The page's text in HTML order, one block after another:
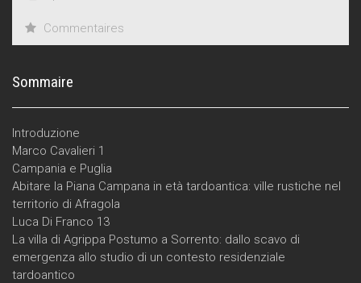
tradizione di studi ha fornito quadri d’insieme, gli elementi
nuovi o le riletture del fenomeno proposti in questa sede
conoscenza anche per le ricerche storicoarcheologiche tra
Commentaires
Sommaire
Introduzione
Marco Cavalieri 1
Campania e Puglia
Abitare la Piana Campana in età tardoantica: ville rustiche nel
territorio di Afragola
Luca Di Franco 13
La villa di Agrippa Postumo a Sorrento: dallo scavo di
emergenza allo studio di un contesto residenziale
tardoantico